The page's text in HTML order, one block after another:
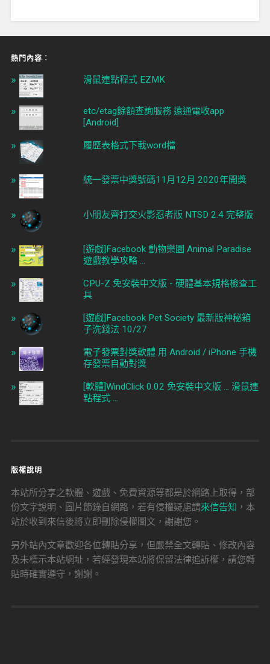
熱門內容︰
滑鼠連點程式 EZMK
etc/etag餘額查詢服務 遠通電收app
[Android]
履歷表格式下載word檔
統一發票中獎號碼11月12月 2020年開獎
小朋友齊打交火影忍者版 NTSD 2.4 完整版
[遊戲]Facebook 動物樂園 Animal Paradise
遊戲教學攻略 ...
CPU-Z 免安裝中文版 - 硬體基本規格檢查工
具
[遊戲]Facebook Pet Society 最新版神秘箱
子洗錢法 10/27
電子發票對獎軟體 用 Android / iPhone 手機
存發票自動對獎
[軟體]WindClick 0.02 免安裝中文版 ... 滑鼠連
點程式 ...
版權說明
本站所分享之軟體、遊戲、免費資源等都是於網路上取得，部
份文字說明、圖片節錄自網路，若有侵權疑慮請來信告知 ，本
站於收到來信後將立即刪除侵權圖文，謝謝您。
另外站內文章歡迎各位轉貼分享，但嚴禁全文轉貼、修改內容
及未標示本站網址，若經發現本站將保留法律追訴權，請您轉
貼時確實遵守，謝謝。